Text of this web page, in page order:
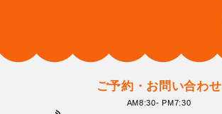
ご予約・お問い合わせ
AM8:30- PM7:30